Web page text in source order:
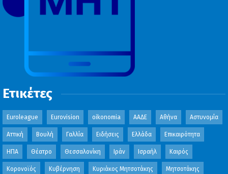
Ετικέτες
Euroleague Eurovision oikonomia ΑΑΔΕ Αθήνα Αστυνομία
Αττική Βουλή Γαλλία Ειδήσεις Ελλάδα Επικαιρότητα
ΗΠΑ Θέατρο Θεσσαλονίκη Ιράν Ισραήλ Καιρός
Κορονοϊός Κυβέρνηση Κυριάκος Μητσοτάκης Μητσοτάκης